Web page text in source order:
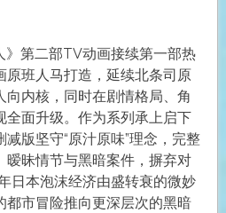
第二部TV动画接续第一部热
原班人马打造，延续北条司原
内核，同时在剧情格局、角
全面升级。作为系列承上启下
版坚守“原汁原味”理念，完整
暧昧情节与黑暗案件，摒弃对
日本泡沫经济由盛转衰的微妙
都市冒险推向更深层次的黑暗